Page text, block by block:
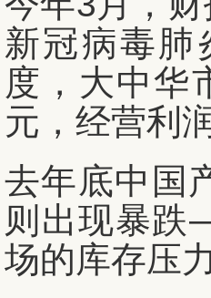
新冠病毒肺
度，大中华
元，经营利
去年底中国
则出现暴
场的库存压